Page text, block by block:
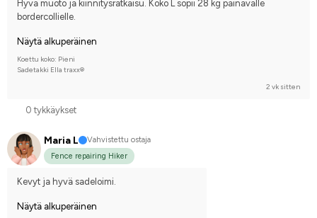
Hyvä muoto ja kiinnitysratkaisu. Koko L sopii 28 kg painavalle
bordercollielle.
Näytä alkuperäinen
Koettu koko: Pieni
Sadetakki Ella traxx®
2 vk sitten
0 tykkäykset
Maria L
Vahvistettu ostaja
Fence repairing Hiker
Kevyt ja hyvä sadeloimi.
Näytä alkuperäinen